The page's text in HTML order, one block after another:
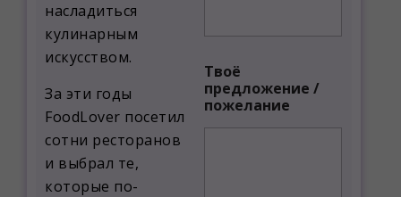
насладиться
кулинарным
искусством.
За эти годы
FoodLover посетил
сотни ресторанов
и выбрал те,
которые по-
о
ж
е
л
Твоё
предложение /
пожелание